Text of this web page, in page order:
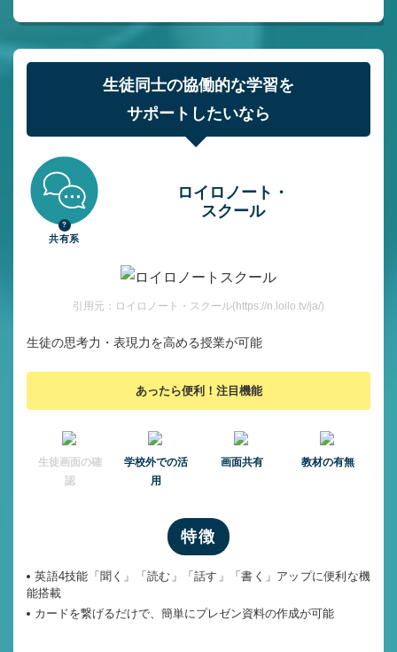
生徒同士の協働的な学習を
サポートしたいなら
共有系
ロイロノート・
スクール
引用元：ロイロノート・スクール(https://n.loilo.tv/ja/)
生徒の思考力・表現力を高める授業が可能
あったら便利！注目機能
⽣徒画⾯の確
認
学校外での活
用
画面共有 教材の有無
特徴
英語4技能「聞く」「読む」「話す」「書く」アップに便利な機
能搭載
カードを繋げるだけで、簡単にプレゼン資料の作成が可能